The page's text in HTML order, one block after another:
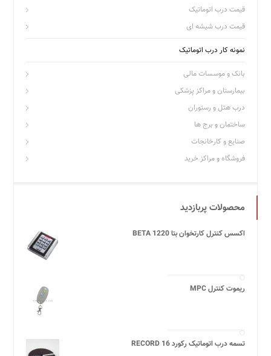
قیمت درب اتوماتیک
قیمت درب شیشه ای
نمونه کار درب اتوماتیک
بانک و موسسات مالی
بیمارستان و مراکز پزشکی
درب هتل و رستوران
ساختمان و برج ها
صنایع و کارخانجات
فروشگاه و مراکز خرید
محصولات پربازدید
اکسس کنترل کارتخوان بتا BETA 1220
ریموت کنترل MPC
تسمه درب اتوماتیک رکورد 16 RECORD